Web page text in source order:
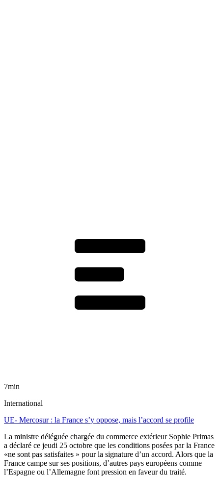
7min
International
UE- Mercosur : la France s’y oppose, mais l’accord se profile
La ministre déléguée chargée du commerce extérieur Sophie Primas
a déclaré ce jeudi 25 octobre que les conditions posées par la France
«ne sont pas satisfaites » pour la signature d’un accord. Alors que la
France campe sur ses positions, d’autres pays européens comme
l’Espagne ou l’Allemagne font pression en faveur du traité.